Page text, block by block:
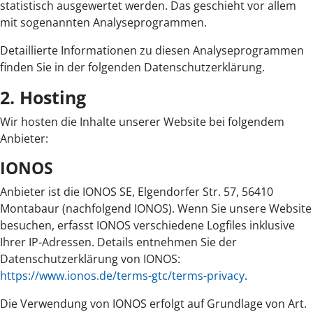
statistisch ausgewertet werden. Das geschieht vor allem
mit sogenannten Analyseprogrammen.
Detaillierte Informationen zu diesen Analyseprogrammen
finden Sie in der folgenden Datenschutzerklärung.
2. Hosting
Wir hosten die Inhalte unserer Website bei folgendem
Anbieter:
IONOS
Anbieter ist die IONOS SE, Elgendorfer Str. 57, 56410
Montabaur (nachfolgend IONOS). Wenn Sie unsere Website
besuchen, erfasst IONOS verschiedene Logfiles inklusive
Ihrer IP-Adressen. Details entnehmen Sie der
Datenschutzerklärung von IONOS:
https://www.ionos.de/terms-gtc/terms-privacy.
Die Verwendung von IONOS erfolgt auf Grundlage von Art.